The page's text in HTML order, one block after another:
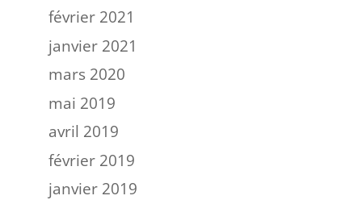
février 2021
janvier 2021
mars 2020
mai 2019
avril 2019
février 2019
janvier 2019